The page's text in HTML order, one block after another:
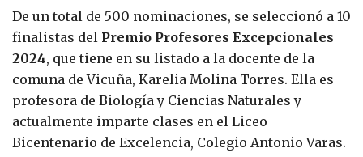
De un total de 500 nominaciones, se seleccionó a 10
finalistas del Premio Profesores Excepcionales
2024, que tiene en su listado a la docente de la
comuna de Vicuña, Karelia Molina Torres. Ella es
profesora de Biología y Ciencias Naturales y
actualmente imparte clases en el Liceo
Bicentenario de Excelencia, Colegio Antonio Varas.